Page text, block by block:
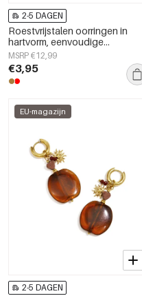
2-5 DAGEN
Roestvrijstalen oorringen in
hartvorm, eenvoudige
dagelijkse serie, damessieraden
MSRP €12,99
€3,95
EU-magazijn
2-5 DAGEN